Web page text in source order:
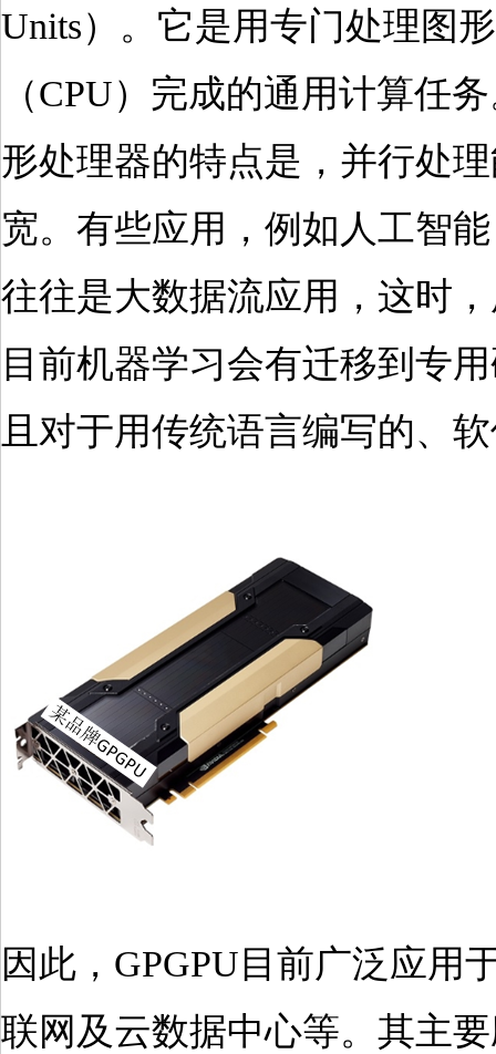
Units）。它是用专门处理图
（CPU）完成的通用计算任
形处理器的特点是，并行处
宽。有些应用，例如人工智
往往是大数据流应用，这时
目前机器学习会有迁移到专
且对于用传统语言编写的、
因此，GPGPU目前广泛应用
联网及云数据中心等。其主